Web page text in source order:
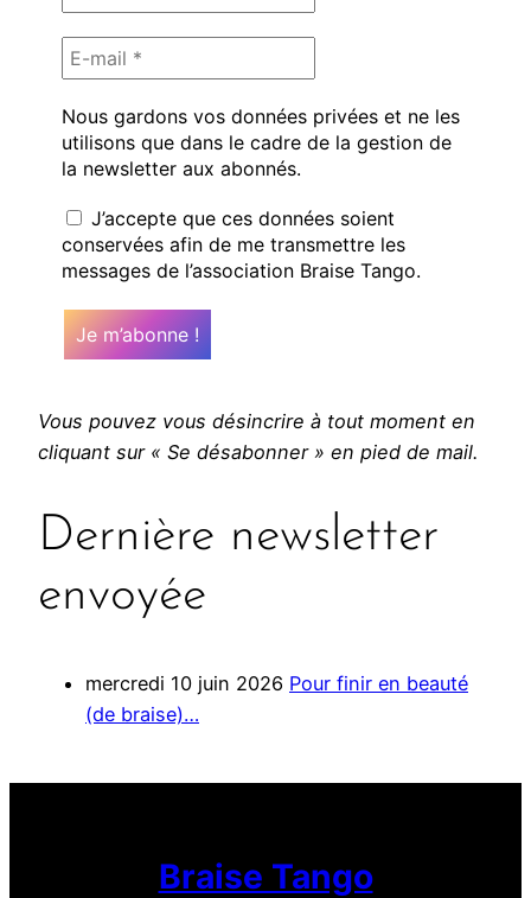
Nous gardons vos données privées et ne les
utilisons que dans le cadre de la gestion de
la newsletter aux abonnés.
J’accepte que ces données soient
conservées afin de me transmettre les
messages de l’association Braise Tango.
Vous pouvez vous désincrire à tout moment en
cliquant sur « Se désabonner » en pied de mail.
Dernière newsletter
envoyée
mercredi 10 juin 2026 Pour finir en beauté
(de braise)…
Braise Tango